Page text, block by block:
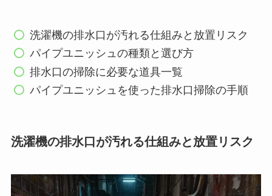
洗濯機の排水口が汚れる仕組みと放置リスク
パイプユニッシュの種類と選び方
排水口の掃除に必要な道具一覧
パイプユニッシュを使った排水口掃除の手順
洗濯機の排水口が汚れる仕組みと放置リスク